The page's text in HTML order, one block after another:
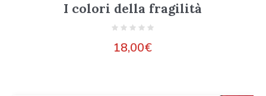
I colori della fragilità
18,00€